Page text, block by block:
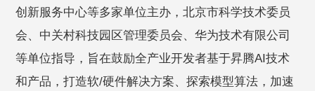
创新服务中心等多家单位主办，北京市科学技术委员
会、中关村科技园区管理委员会、华为技术有限公司
等单位指导，旨在鼓励全产业开发者基于昇腾AI技术
和产品，打造软/硬件解决方案、探索模型算法，加速